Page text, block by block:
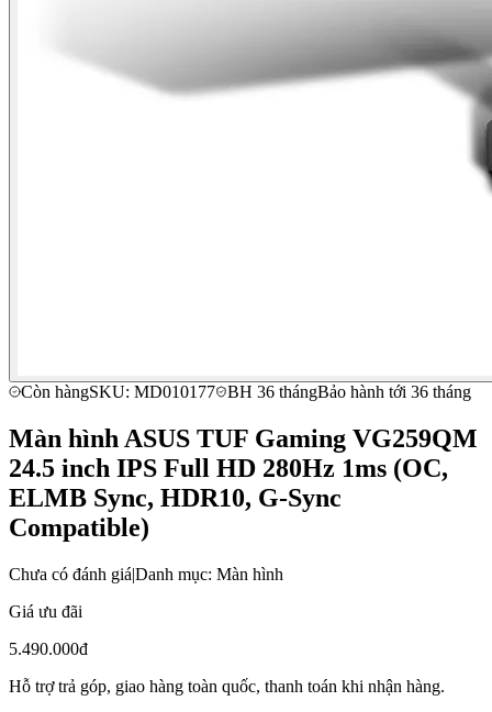
Còn hàngSKU: MD010177 BH 36 thángBảo hành tới 36 tháng
Màn hình ASUS TUF Gaming VG259QM
24.5 inch IPS Full HD 280Hz 1ms (OC,
ELMB Sync, HDR10, G-Sync
Compatible)
Chưa có đánh giá|Danh mục: Màn hình
Giá ưu đãi
5.490.000đ
Hỗ trợ trả góp, giao hàng toàn quốc, thanh toán khi nhận hàng.